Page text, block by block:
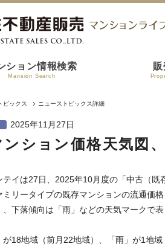
ション情報検索
Mansion Search
ピックス ニューストピックス詳細
2025年11月27日
ンション価格天気図
テイは27日、2025年10月度の「中古（
ミリータイプの既存マンションの流通価
下落傾向は「雨」などの天気マークで表
が18地域（前月22地域）、「雨」が1地